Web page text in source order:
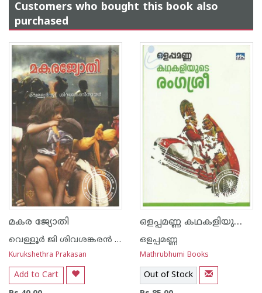
Customers who bought this book also
purchased
മകര ജ്യോതി
വെള്ളൂര്‍ ജി ശിവശങ്കര‌ന്‍ നായര്‍
Kurukshethra Prakasan
Add to Cart
ഒളപ്പമണ്ണ കഥകളിയുടെ രംഗശ്രീ
ഒളപ്പമണ്ണ
Mathrubhumi Books
Out of Stock